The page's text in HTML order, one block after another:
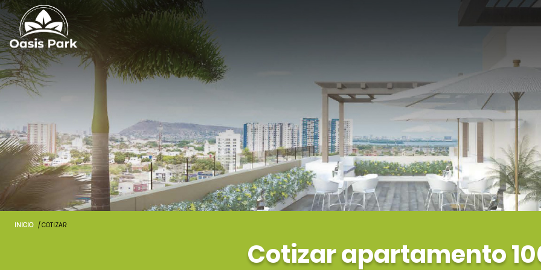
INICIO / COTIZAR
Cotizar apartamento